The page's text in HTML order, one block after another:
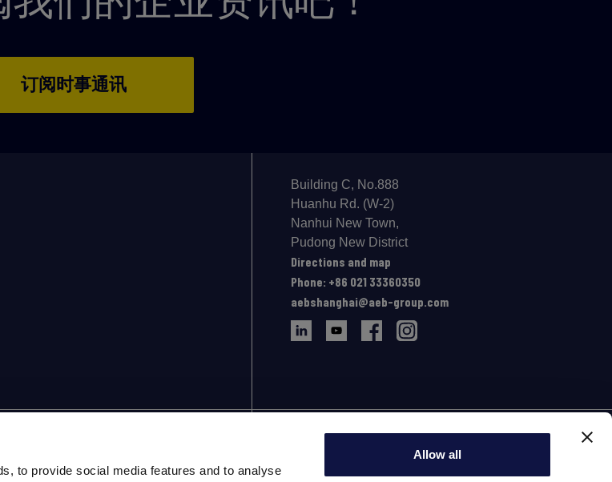
to provide social media features and to analyse
Allow all
订阅时事通讯
Building C, No.888
Huanhu Rd. (W-2)
Nanhui New Town,
Pudong New District
Directions and map
Phone: +86 021 33360350
aebshanghai@aeb-group.com